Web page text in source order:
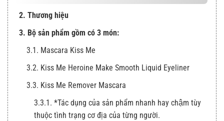
2. Thương hiệu
3. Bộ sản phẩm gồm có 3 món:
3.1. Mascara Kiss Me
3.2. Kiss Me Heroine Make Smooth Liquid Eyeliner
3.3. Kiss Me Remover Mascara
3.3.1. *Tác dụng của sản phẩm nhanh hay chậm tùy
thuộc tình trạng cơ địa của từng người.